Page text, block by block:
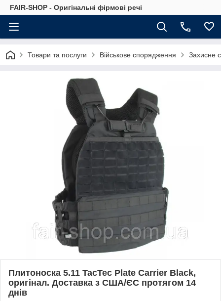
FAIR-SHOP - Оригінальні фірмові речі
Товари та послуги Військове спорядження Захисне
Плитоноска 5.11 TacTec Plate Carrier Black,
оригінал. Доставка з США/ЄС протягом 14
днів